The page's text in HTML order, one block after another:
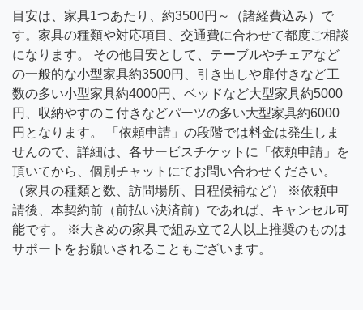
目安は、家具1つあたり、約3500円～（諸経費込み）で
す。家具の種類や対応項目、交通費に合わせて都度ご相談
になります。 その他目安として、テーブルやチェアなど
の一般的な小型家具約3500円、引き出しや扉付きなど工
数の多い小型家具約4000円、ベッドなど大型家具約5000
円、収納やすのこ付きなどパーツの多い大型家具約6000
円となります。 「依頼申請」の段階では料金は発生しま
せんので、詳細は、各サービスチケットに「依頼申請」を
頂いてから、個別チャットにてお問い合わせください。
（家具の種類と数、訪問場所、日程候補など） ※依頼申
請後、本契約前（前払い決済前）であれば、キャンセル可
能です。 ※大きめの家具で組み立て2人以上推奨のものは
サポートをお願いされることもございます。